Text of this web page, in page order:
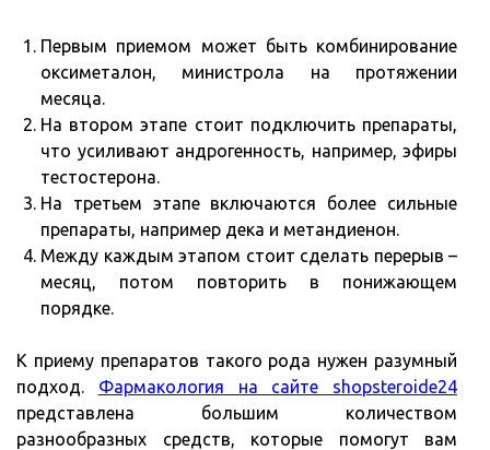
Первым приемом может быть комбинирование
оксиметалон, министрола на протяжении
месяца.
На втором этапе стоит подключить препараты,
что усиливают андрогенность, например, эфиры
тестостерона.
На третьем этапе включаются более сильные
препараты, например дека и метандиенон.
Между каждым этапом стоит сделать перерыв –
месяц, потом повторить в понижающем
порядке.
К приему препаратов такого рода нужен разумный
подход. Фармакология на сайте shopsteroide24
представлена большим количеством
разнообразных средств, которые помогут вам